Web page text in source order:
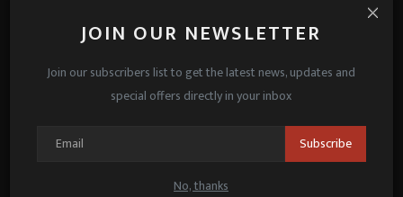
JOIN OUR NEWSLETTER
Join our subscribers list to get the latest news, updates and
special offers directly in your inbox
Subscribe
No, thanks